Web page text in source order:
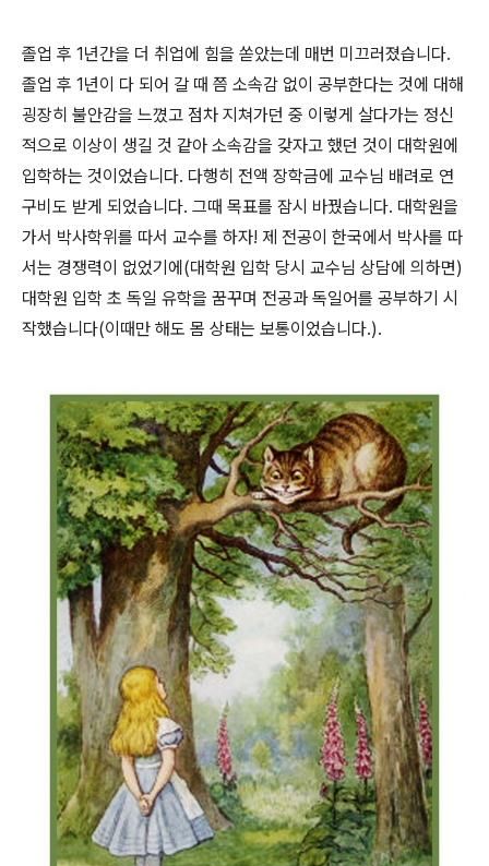
졸업 후 1년간을 더 취업에 힘을 쏟았는데 매번 미끄러졌습니다.
졸업 후 1년이 다 되어 갈 때 쯤 소속감 없이 공부한다는 것에 대해
굉장히 불안감을 느꼈고 점차 지쳐가던 중 이렇게 살다가는 정신
적으로 이상이 생길 것 같아 소속감을 갖자고 했던 것이 대학원에
입학하는 것이었습니다. 다행히 전액 장학금에 교수님 배려로 연
구비도 받게 되었습니다. 그때 목표를 잠시 바꿨습니다. 대학원을
가서 박사학위를 따서 교수를 하자! 제 전공이 한국에서 박사를 따
서는 경쟁력이 없었기에 (대학원 입학 당시 교수님 상담에 의하면)
대학원 입학 초 독일 유학을 꿈꾸며 전공과 독일어를 공부하기 시
작했습니다(이때만 해도 몸 상태는 보통이었습니다.).